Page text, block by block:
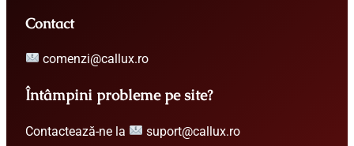
Contact
comenzi@callux.ro
Întâmpini probleme pe site?
Contactează-ne la suport@callux.ro